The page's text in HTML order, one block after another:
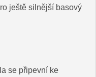
ještě silnější basový
se připevní ke